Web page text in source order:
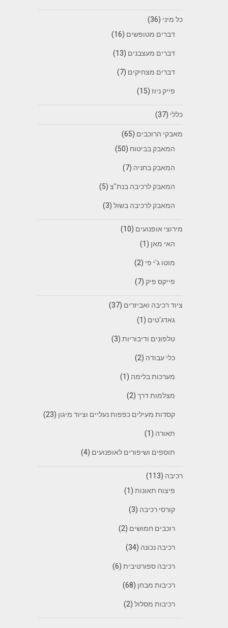
כל מיני (36)
דברים מטופשים (16)
דברים מעצבנים (13)
דברים מצחיקים (7)
פייק ניוז(15)
כללי (37)
מאבקי הרוכבים (65)
המאבק בביטוח (50)
המאבק בחניה (7)
המאבק לרכיבה בנת"צ(5)
המאבק לרכיבה בשול(3)
מירוצי אופנועים (10)
האי מאן (1)
מוטו ג'י פי (2)
פייקס פיק (7)
ציוד רכיבה ואביזרים (37)
גאדג'טים (1)
טלפונים ודיבוריות(3)
כלי עבודה (2)
מערכות בלימה (1)
מצלמות דרך(2)
קסדות מעילים כפפות נעליים וציוד מיגון (23)
תאורה (1)
תוספים ושיפורים לאופנועים (4)
רכיבה (113)
פיצוח תאונות(1)
קורסי רכיבה (3)
רוכבים חמושים (2)
רכיבה נכונה (34)
רכיבה ספורטיבית(6)
רכיבות מבחן (68)
רכיבות מסלול(2)